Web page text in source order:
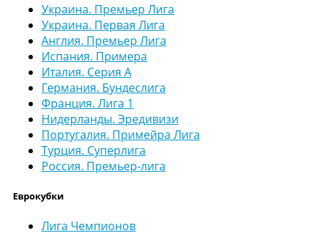
Украина. Премьер Лига
Украина. Первая Лига
Англия. Премьер Лига
Испания. Примера
Италия. Серия А
Германия. Бундеслига
Франция. Лига 1
Нидерланды. Эредивизи
Португалия. Примейра Лига
Турция. Суперлига
Россия. Премьер-лига
Еврокубки
Лига Чемпионов